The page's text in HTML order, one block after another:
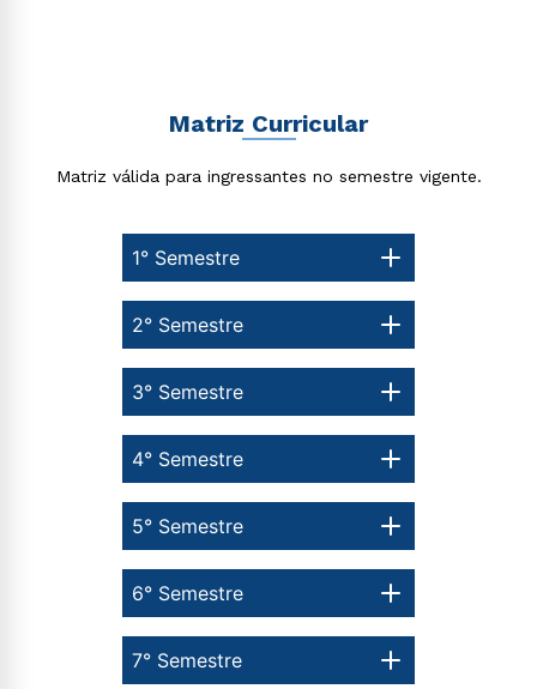
Matriz Curricular
Matriz válida para ingressantes no semestre vigente.
1° Semestre
7° Semestre
6° Semestre
5° Semestre
4° Semestre
3° Semestre
2° Semestre